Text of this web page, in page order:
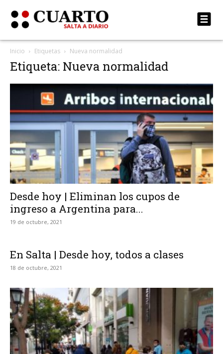
Inicio Etiquetas Nueva normalidad
Etiqueta: Nueva normalidad
Desde hoy | Eliminan los cupos de
ingreso a Argentina para...
19 de octubre, 2021
En Salta | Desde hoy, todos a clases
18 de octubre, 2021